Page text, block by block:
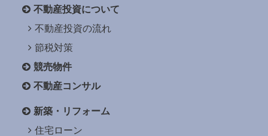
不動産投資について
不動産投資の流れ
節税対策
競売物件
不動産コンサル
新築・リフォーム
住宅ローン